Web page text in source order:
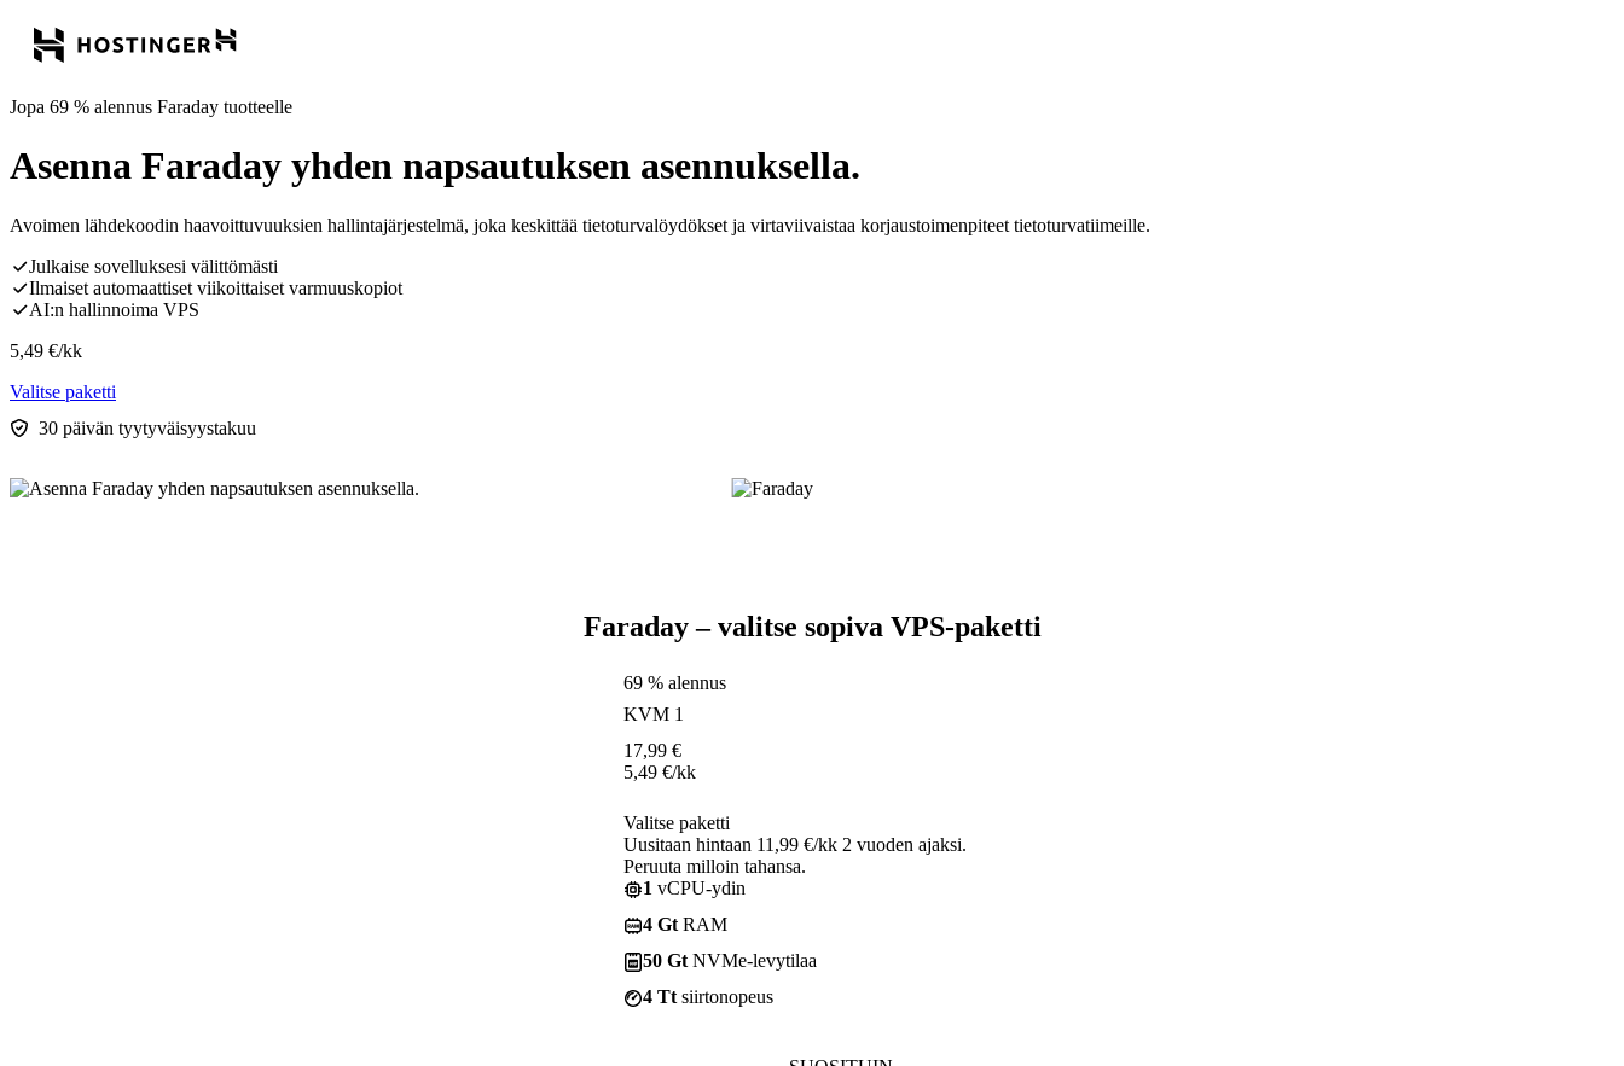
Jopa 69 % alennus Faraday tuotteelle
Asenna Faraday yhden napsautuksen asennuksella.
Avoimen lähdekoodin haavoittuvuuksien hallintajärjestelmä, joka keskittää tietoturvalöydökset ja virtaviivaistaa korjaustoimenpiteet tietoturvatiimeille.
Julkaise sovelluksesi välittömästi
Ilmaiset automaattiset viikoittaiset varmuuskopiot
AI:n hallinnoima VPS
5,49 €/kk
Valitse paketti
30 päivän tyytyväisyystakuu
Faraday – valitse sopiva VPS-paketti
69 % alennus
KVM 1
17,99 €
5,49 €/kk
Valitse paketti
Uusitaan hintaan 11,99 €/kk 2 vuoden ajaksi.
Peruuta milloin tahansa.
1 vCPU-ydin
4 Gt RAM
50 Gt NVMe-levytilaa
4 Tt siirtonopeus